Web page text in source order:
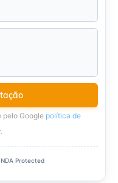
pelo Google política de
.
NDA Protected